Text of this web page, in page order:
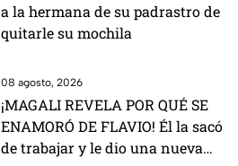
a la hermana de su padrastro de
quitarle su mochila
08 agosto, 2026
¡MAGALI REVELA POR QUÉ SE
ENAMORÓ DE FLAVIO! Él la sacó
de trabajar y le dio una nueva